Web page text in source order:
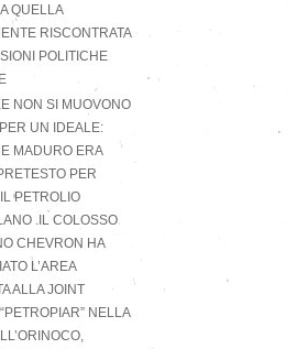
QUELLA
RISCONTRATA
POLITICHE
NON SI MUOVONO
UN IDEALE:
MADURO ERA
PER
PETROLIO
.IL COLOSSO
CHEVRON HA
L’AREA
ALLA JOINT
NELLA